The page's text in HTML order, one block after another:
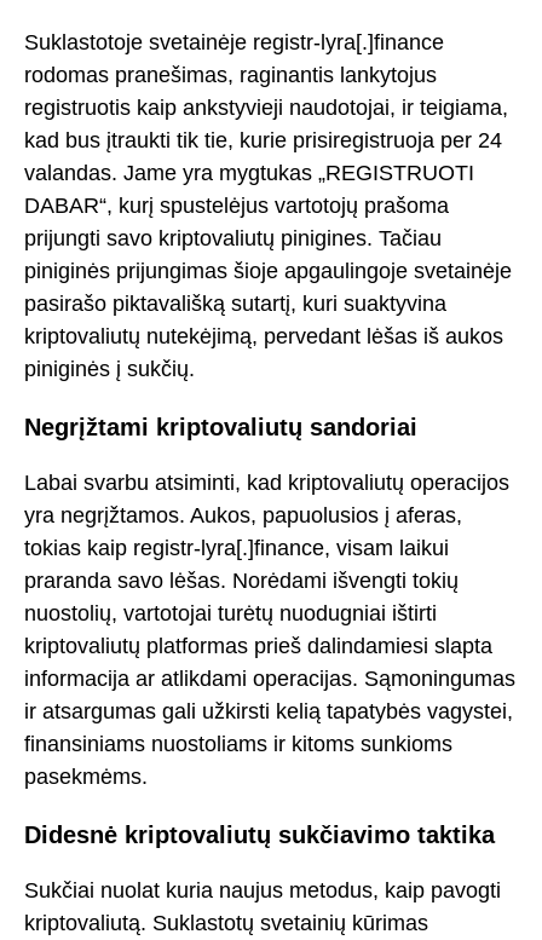
Suklastotoje svetainėje registr-lyra[.]finance
rodomas pranešimas, raginantis lankytojus
registruotis kaip ankstyvieji naudotojai, ir teigiama,
kad bus įtraukti tik tie, kurie prisiregistruoja per 24
valandas. Jame yra mygtukas „REGISTRUOTI
DABAR“, kurį spustelėjus vartotojų prašoma
prijungti savo kriptovaliutų pinigines. Tačiau
piniginės prijungimas šioje apgaulingoje svetainėje
pasirašo piktavališką sutartį, kuri suaktyvina
kriptovaliutų nutekėjimą, pervedant lėšas iš aukos
piniginės į sukčių.
Negrįžtami kriptovaliutų sandoriai
Labai svarbu atsiminti, kad kriptovaliutų operacijos
yra negrįžtamos. Aukos, papuolusios į aferas,
tokias kaip registr-lyra[.]finance, visam laikui
praranda savo lėšas. Norėdami išvengti tokių
nuostolių, vartotojai turėtų nuodugniai ištirti
kriptovaliutų platformas prieš dalindamiesi slapta
informacija ar atlikdami operacijas. Sąmoningumas
ir atsargumas gali užkirsti kelią tapatybės vagystei,
finansiniams nuostoliams ir kitoms sunkioms
pasekmėms.
Didesnė kriptovaliutų sukčiavimo taktika
Sukčiai nuolat kuria naujus metodus, kaip pavogti
kriptovaliutą. Suklastotų svetainių kūrimas